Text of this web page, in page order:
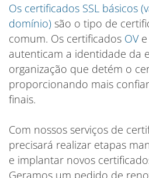
Os certificados SSL básicos
domínio) são o tipo de
comum. Os certificados OVe
autenticam a identidade da
organização que detém o
proporcionando mais
finais.
Com nossos serviços de
precisará realizar etapas
e implantar novos
Geramos um pedido de